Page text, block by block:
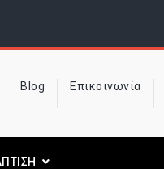
Blog Επικοινωνία